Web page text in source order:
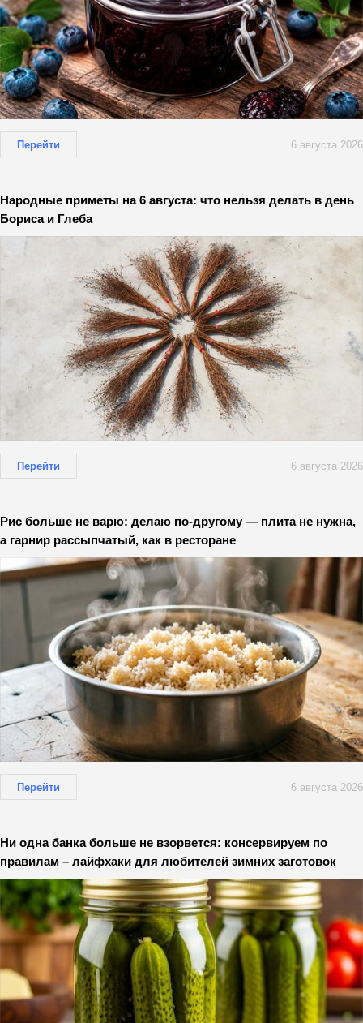
Перейти 6 августа 2026
Народные приметы на 6 августа: что нельзя делать в день
Бориса и Глеба
Перейти 6 августа 2026
Рис больше не варю: делаю по-другому — плита не нужна,
а гарнир рассыпчатый, как в ресторане
Перейти 6 августа 2026
Ни одна банка больше не взорвется: консервируем по
правилам – лайфхаки для любителей зимних заготовок